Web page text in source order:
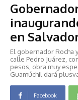
en
El gobernador Rocha
calle Pedro Juárez,
pesos, obra muy
Guamúchil dará
Facebook